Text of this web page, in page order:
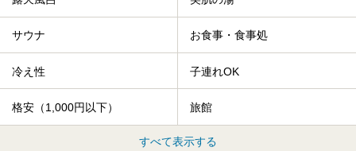
サウナ お食事・食事処
冷え性 子連れOK
格安（1,000円以下） 旅館
すべて表示する